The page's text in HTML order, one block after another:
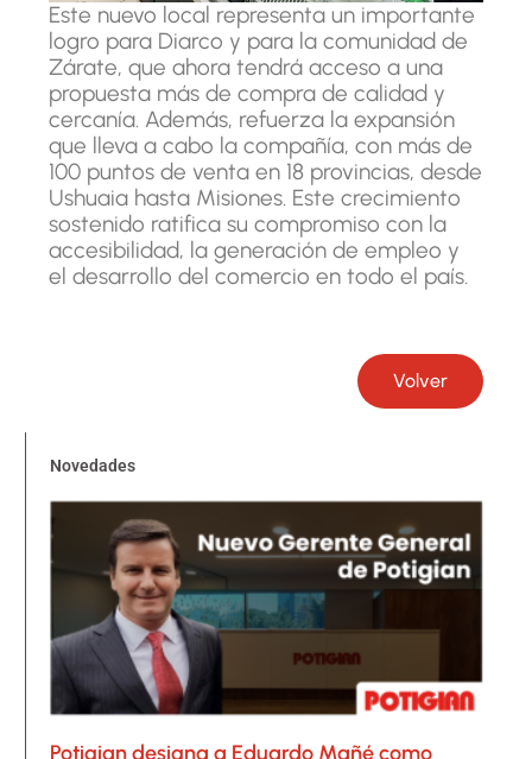
Este nuevo local representa un importante
logro para Diarco y para la comunidad de
Zárate, que ahora tendrá acceso a una
propuesta más de compra de calidad y
cercanía. Además, refuerza la expansión
que lleva a cabo la compañía, con más de
100 puntos de venta en 18 provincias, desde
Ushuaia hasta Misiones. Este crecimiento
sostenido ratifica su compromiso con la
accesibilidad, la generación de empleo y
el desarrollo del comercio en todo el país.
Volver
Novedades
Potigian designa a Eduardo Mañé como